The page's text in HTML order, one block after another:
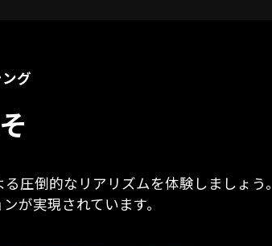
グ
圧倒的なリアリズムを体験しましょう。
が実現されています。